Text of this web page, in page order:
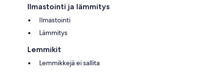
Ilmastointi ja lämmitys
Ilmastointi
Lämmitys
Lemmikit
Lemmikkejä ei sallita